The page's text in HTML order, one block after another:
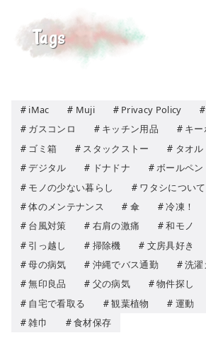
Tags
iMac Muji Privacy Policy
ガスコンロ
キッチン用品
キ
ゴミ箱
スタックストー タオル
デジタル
ドナドナ ボールペン
モノの少ない暮らし
ワタシについて
体のメンテナンス
傘 冷凍！
台風対策
右肩の激痛 和モノ
引っ越し
掃除機 文房具好き
母の病気
沖縄でバス通勤 洗濯
無印良品
父の病気 物件探し
自宅で看取る
観葉植物 運動
雑巾
食材保存